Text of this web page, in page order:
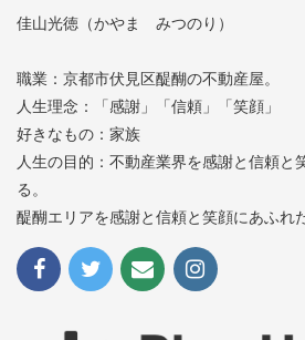
佳山光徳（かやま みつのり）
職業：京都市伏見区醍醐の不動産屋。
人生理念：「感謝」「信頼」「笑顔」
好きなもの：家族
人生の目的：不動産業界を感謝と信頼と
る。
醍醐エリアを感謝と信頼と笑顔にあふれ